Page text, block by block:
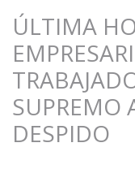
ÚLTIMA
SUPREMO
DESPIDO